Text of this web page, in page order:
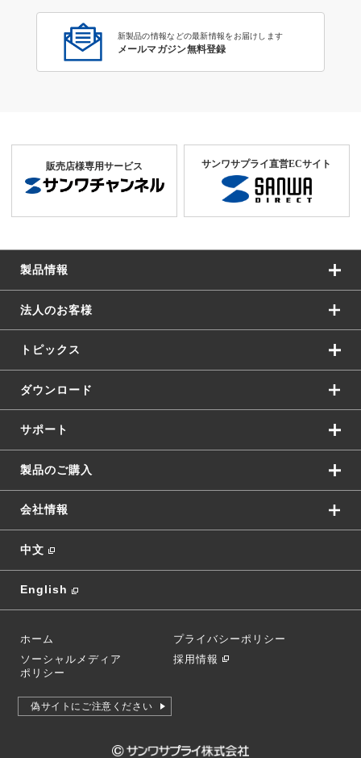
新製品の情報などの最新情報をお届けします
メールマガジン無料登録
販売店様専用サービス サンワサプライ直営ECサイト
製品情報
法人のお客様
トピックス
ダウンロード
サポート
製品のご購入
会社情報
中文
English
ホーム
プライバシーポリシー
ソーシャルメディア
ポリシー
採用情報
偽サイトにご注意ください